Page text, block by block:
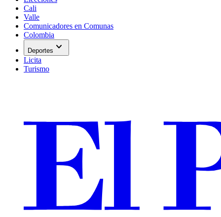
Cali
Valle
Comunicadores en Comunas
Colombia
Deportes expand_more
Licita
Turismo